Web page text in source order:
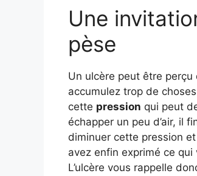
Une
pèse
Un ulcère peut être perçu
accumulez trop de
cette pression qui peut
échapper un peu d’air, il
diminuer cette pression
avez enfin exprimé ce
L’ulcère vous rappelle